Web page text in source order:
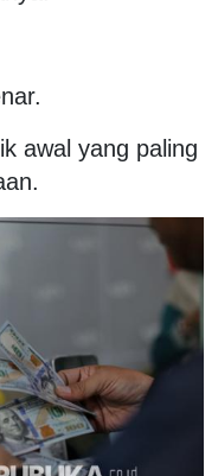
awal yang paling